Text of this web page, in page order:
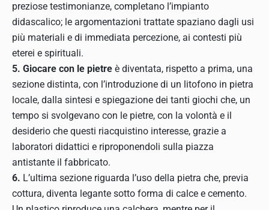
preziose testimonianze, completano l’impianto
didascalico; le argomentazioni trattate spaziano dagli usi
più materiali e di immediata percezione, ai contesti più
eterei e spirituali.
5. Giocare con le pietre è diventata, rispetto a prima, una
sezione distinta, con l’introduzione di un litofono in pietra
locale, dalla sintesi e spiegazione dei tanti giochi che, un
tempo si svolgevano con le pietre, con la volontà e il
desiderio che questi riacquistino interesse, grazie a
laboratori didattici e riproponendoli sulla piazza
antistante il fabbricato.
6. L’ultima sezione riguarda l’uso della pietra che, previa
cottura, diventa legante sotto forma di calce e cemento.